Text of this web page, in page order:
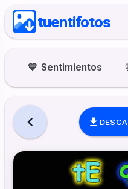
tuentifotos
💙 Sentimientos